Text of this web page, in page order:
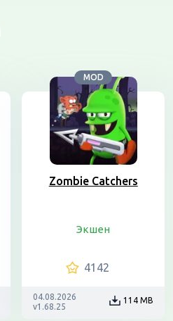
MOD
Zombie Catchers
Экшен
4142
04.08.2026
v1.68.25
114 MB